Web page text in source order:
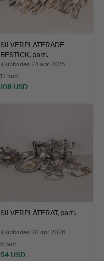
SILVERPLATERADE
BESTICK, parti.
Klubbades 24 apr 2026
12 bud
108 USD
SILVERPLÄTERAT, parti.
Klubbades 20 apr 2026
6 bud
54 USD